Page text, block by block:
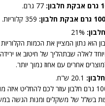
הוא נתון המציין את הכמות
לאלה שבתהליך של חיטוב או
אחרים עם אחוז נמוך יותר.
בשלל של משקלים ומנות הגשה